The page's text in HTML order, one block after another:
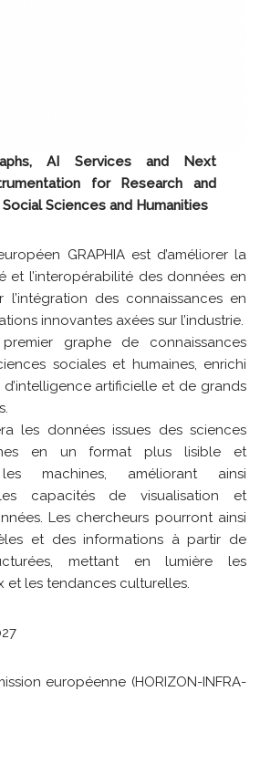
AI Services and Next
for Research and
Sciences and Humanities
GRAPHIA est d’améliorer la
et l’interopérabilité des données en
l’intégration des connaissances en
innovantes axées sur l’industrie.
graphe de connaissances
sociales et humaines, enrichi
artificielle et de grands
les données issues des sciences
en un format plus lisible et
machines, améliorant ainsi
les capacités de visualisation et
Les chercheurs pourront ainsi
et des informations à partir de
mettant en lumière les
et les tendances culturelles.
européenne (HORIZON-INFRA-